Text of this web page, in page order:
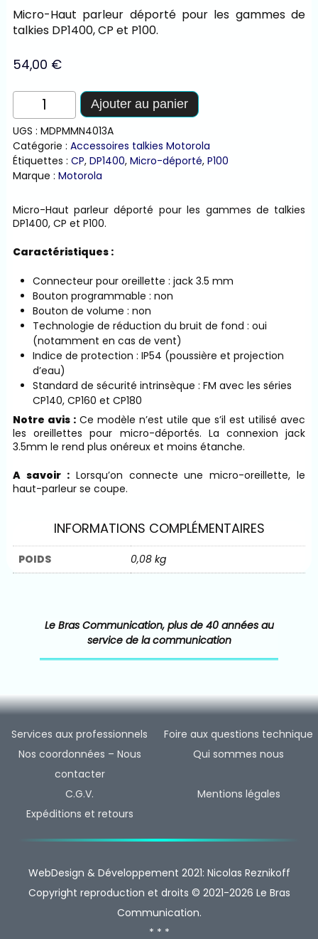
Micro-Haut parleur déporté pour les gammes de
talkies DP1400, CP et P100.
54,00 €
quantité
Micro
HP
déporté
Ajouter au panier
UGS : MDPMMN4013A
Catégorie : Accessoires talkies Motorola
Étiquettes : CP, DP1400, Micro-déporté, P100
Marque : Motorola
Micro-Haut parleur déporté pour les gammes de talkies
DP1400, CP et P100.
Caractéristiques :
Connecteur pour oreillette : jack 3.5 mm
Bouton programmable : non
Bouton de volume : non
Technologie de réduction du bruit de fond : oui
(notamment en cas de vent)
Indice de protection : IP54 (poussière et projection
d’eau)
Standard de sécurité intrinsèque : FM avec les séries
CP140, CP160 et CP180
Notre avis :Ce modèle n’est utile que s’il est utilisé avec
les oreillettes pour micro-déportés. La connexion jack
3.5mm le rend plus onéreux et moins étanche.
A savoir :Lorsqu’on connecte une micro-oreillette, le
haut-parleur se coupe.
INFORMATIONS COMPLÉMENTAIRES
POIDS 0,08 kg
Le Bras Communication, plus de 40 années au
service de la communication
Services aux professionnels
Foire aux questions technique
Nos coordonnées – Nous
contacter
Qui sommes nous
C.G.V.
Mentions légales
Expéditions et retours
WebDesign & Développement 2021: Nicolas Reznikoff
Copyright reproduction et droits © 2021-2026 Le Bras
Communication.
* * *